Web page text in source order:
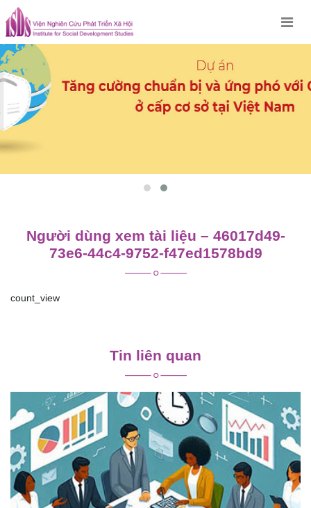
Skip
to
content
Người dùng xem tài liệu – 46017d49-
73e6-44c4-9752-f47ed1578bd9
count_view
viết
Tin liên quan